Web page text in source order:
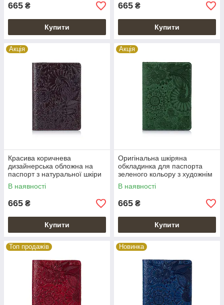
665 ₴
Купити
665 ₴
Купити
Акція
Красива коричнева
дизайнерська обложна на
паспорт з натуральної шкіри
з художнім тисненням
В наявності
665 ₴
Купити
Акція
Оригінальна шкіряна
обкладинка для паспорта
зеленого кольору з художнім
тисненням "Mehendi Art"
В наявності
665 ₴
Купити
Топ продажів Новинка